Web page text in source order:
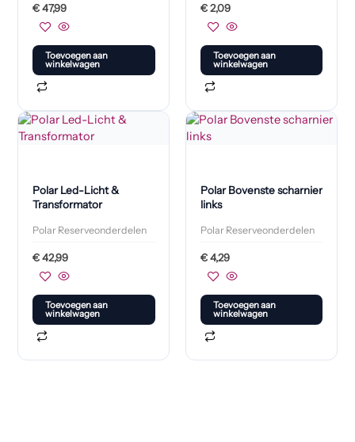
€47,99
Toevoegen aan
winkelwagen
€2,09
Toevoegen aan
winkelwagen
Polar Led-Licht &
Transformator
Polar Reserveonderdelen
€42,99
Toevoegen aan
winkelwagen
Polar Bovenste scharnier
links
Polar Reserveonderdelen
€4,29
Toevoegen aan
winkelwagen